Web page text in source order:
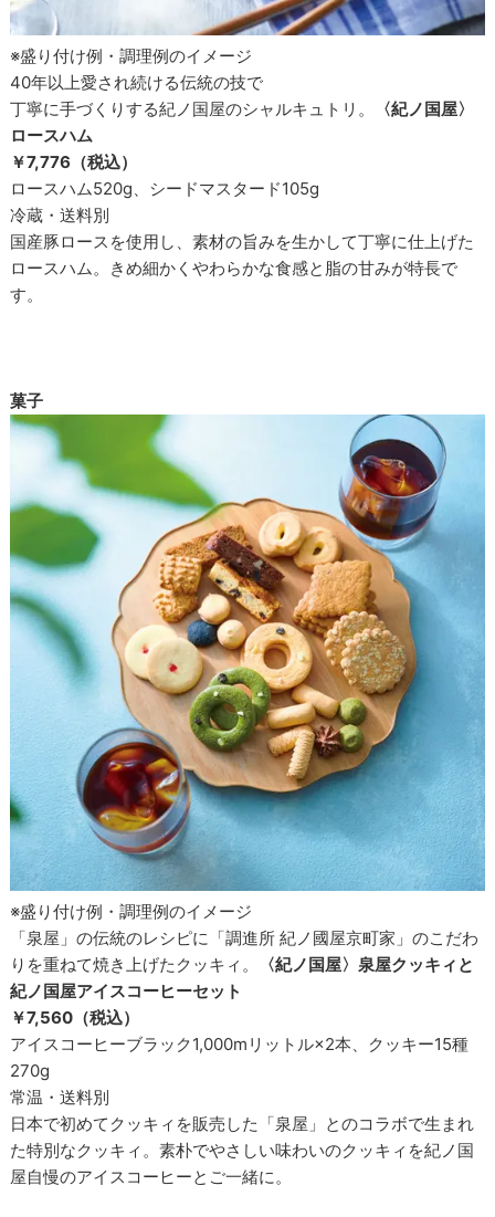
※盛り付け例・調理例のイメージ
40年以上愛され続ける伝統の技で
丁寧に手づくりする紀ノ国屋のシャルキュトリ。
〈紀ノ国屋〉
ロースハム
￥7,776（税込）
ロースハム520g、シードマスタード105g
冷蔵・送料別
国産豚ロースを使用し、素材の旨みを生かして丁寧に仕上げた
ロースハム。きめ細かくやわらかな食感と脂の甘みが特長で
す。
菓子
※盛り付け例・調理例のイメージ
「泉屋」の伝統のレシピに「調進所 紀ノ國屋京町家」のこだわ
りを重ねて焼き上げたクッキィ。
〈紀ノ国屋〉泉屋クッキィと
紀ノ国屋アイスコーヒーセット
￥7,560（税込）
アイスコーヒーブラック1,000mリットル×2本、クッキー15種
270g
常温・送料別
日本で初めてクッキィを販売した「泉屋」とのコラボで生まれ
た特別なクッキィ。素朴でやさしい味わいのクッキィを紀ノ国
屋自慢のアイスコーヒーとご一緒に。